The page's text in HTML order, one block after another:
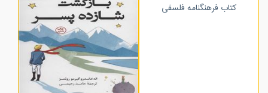
کتاب فرهنگنامه فلسفی